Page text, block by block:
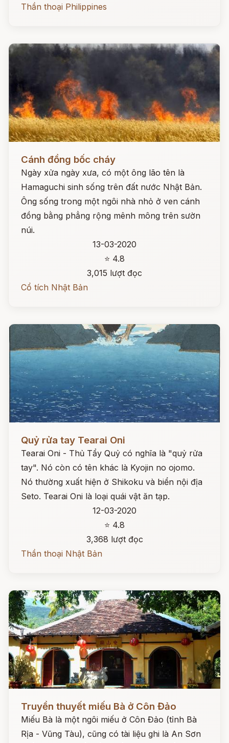
Thần thoại Philippines
Cánh đồng bốc cháy
Ngày xửa ngày xưa, có một ông lão tên là
Hamaguchi sinh sống trên đất nước Nhật Bản.
Ông sống trong một ngôi nhà nhỏ ở ven cánh
đồng bằng phẳng rộng mênh mông trên sườn
núi.
13-03-2020
⭐ 4.8
3,015 lượt đọc
Cổ tích Nhật Bản
Quỷ rửa tay Tearai Oni
Tearai Oni - Thủ Tẩy Quỷ có nghĩa là "quỷ rửa
tay". Nó còn có tên khác là Kyojin no ojomo.
Nó thường xuất hiện ở Shikoku và biển nội địa
Seto. Tearai Oni là loại quái vật ăn tạp.
12-03-2020
⭐ 4.8
3,368 lượt đọc
Thần thoại Nhật Bản
Đọc ngay
Truyền thuyết miếu Bà ở Côn Đảo
Miếu Bà là một ngôi miếu ở Côn Đảo (tỉnh Bà
Rịa - Vũng Tàu), cũng có tài liệu ghi là An Sơn